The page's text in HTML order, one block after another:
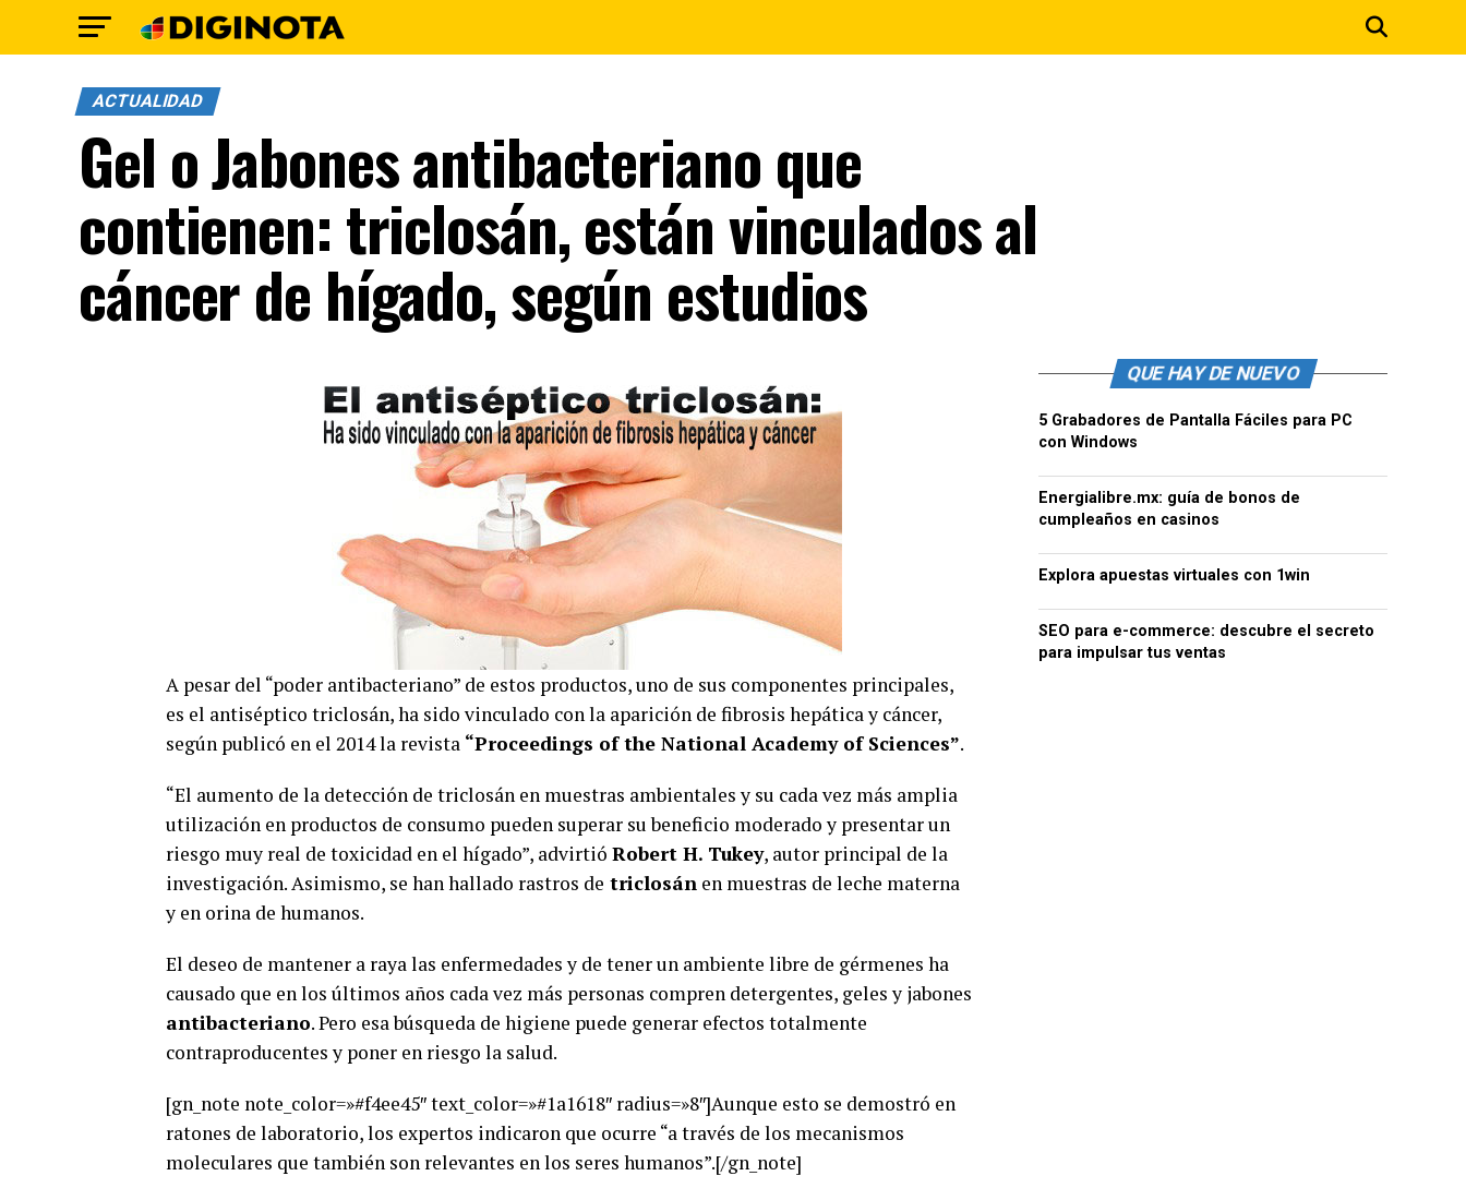
ACTUALIDAD
Gel o Jabones antibacteriano que
contienen: triclosán, están vinculados al
cáncer de hígado, según estudios
A pesar del “poder antibacteriano” de estos productos, uno de sus componentes principales,
es el antiséptico triclosán, ha sido vinculado con la aparición de fibrosis hepática y cáncer,
según publicó en el 2014 la revista “Proceedings of the National Academy of Sciences”.
“El aumento de la detección de triclosán en muestras ambientales y su cada vez más amplia
utilización en productos de consumo pueden superar su beneficio moderado y presentar un
riesgo muy real de toxicidad en el hígado”, advirtió Robert H. Tukey, autor principal de la
investigación. Asimismo, se han hallado rastros de triclosán en muestras de leche materna
y en orina de humanos.
El deseo de mantener a raya las enfermedades y de tener un ambiente libre de gérmenes ha
causado que en los últimos años cada vez más personas compren detergentes, geles y jabones
antibacteriano. Pero esa búsqueda de higiene puede generar efectos totalmente
contraproducentes y poner en riesgo la salud.
[gn_note note_color=»#f4ee45″ text_color=»#1a1618″ radius=»8″]Aunque esto se demostró en
ratones de laboratorio, los expertos indicaron que ocurre “a través de los mecanismos
moleculares que también son relevantes en los seres humanos”.[/gn_note]
QUE HAY DE NUEVO
5 Grabadores de Pantalla Fáciles para PC
con Windows
Energialibre.mx: guía de bonos de
cumpleaños en casinos
Explora apuestas virtuales con 1win
SEO para e-commerce: descubre el secreto
para impulsar tus ventas